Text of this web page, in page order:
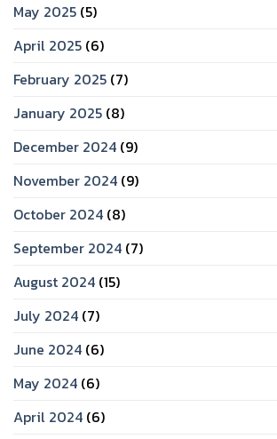
May 2025 (5)
April 2025 (6)
February 2025 (7)
January 2025 (8)
December 2024 (9)
November 2024 (9)
October 2024 (8)
September 2024 (7)
August 2024 (15)
July 2024 (7)
June 2024 (6)
May 2024 (6)
April 2024 (6)